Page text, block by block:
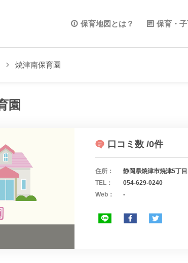
保育地図とは？ 保育・
焼津南保育園
園
口コミ数 /0件
住所：
静岡県焼津市焼津5丁
TEL：
054-629-0240
Web：
-